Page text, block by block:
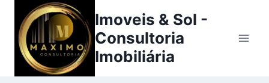
para
Conteúdo
Imoveis & Sol -
Consultoria
Imobiliária